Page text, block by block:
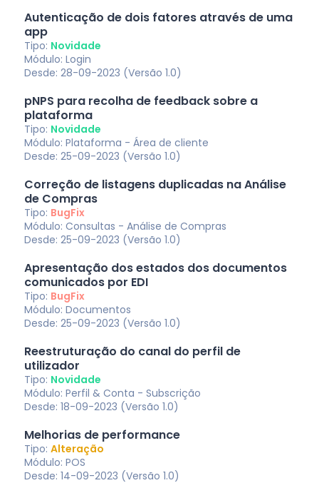
Autenticação de dois fatores através de uma
app
Tipo: Novidade
Módulo: Login
Desde: 28-09-2023 (Versão 1.0)
pNPS para recolha de feedback sobre a
plataforma
Tipo: Novidade
Módulo: Plataforma - Área de cliente
Desde: 25-09-2023 (Versão 1.0)
Correção de listagens duplicadas na Análise
de Compras
Tipo: BugFix
Módulo: Consultas - Análise de Compras
Desde: 25-09-2023 (Versão 1.0)
Apresentação dos estados dos documentos
comunicados por EDI
Tipo: BugFix
Módulo: Documentos
Desde: 25-09-2023 (Versão 1.0)
Reestruturação do canal do perfil de
utilizador
Tipo: Novidade
Módulo: Perfil & Conta - Subscrição
Desde: 18-09-2023 (Versão 1.0)
Melhorias de performance
Tipo: Alteração
Módulo: POS
Desde: 14-09-2023 (Versão 1.0)